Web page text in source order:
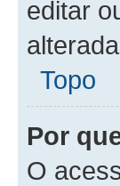
editar
Topo
Por
O